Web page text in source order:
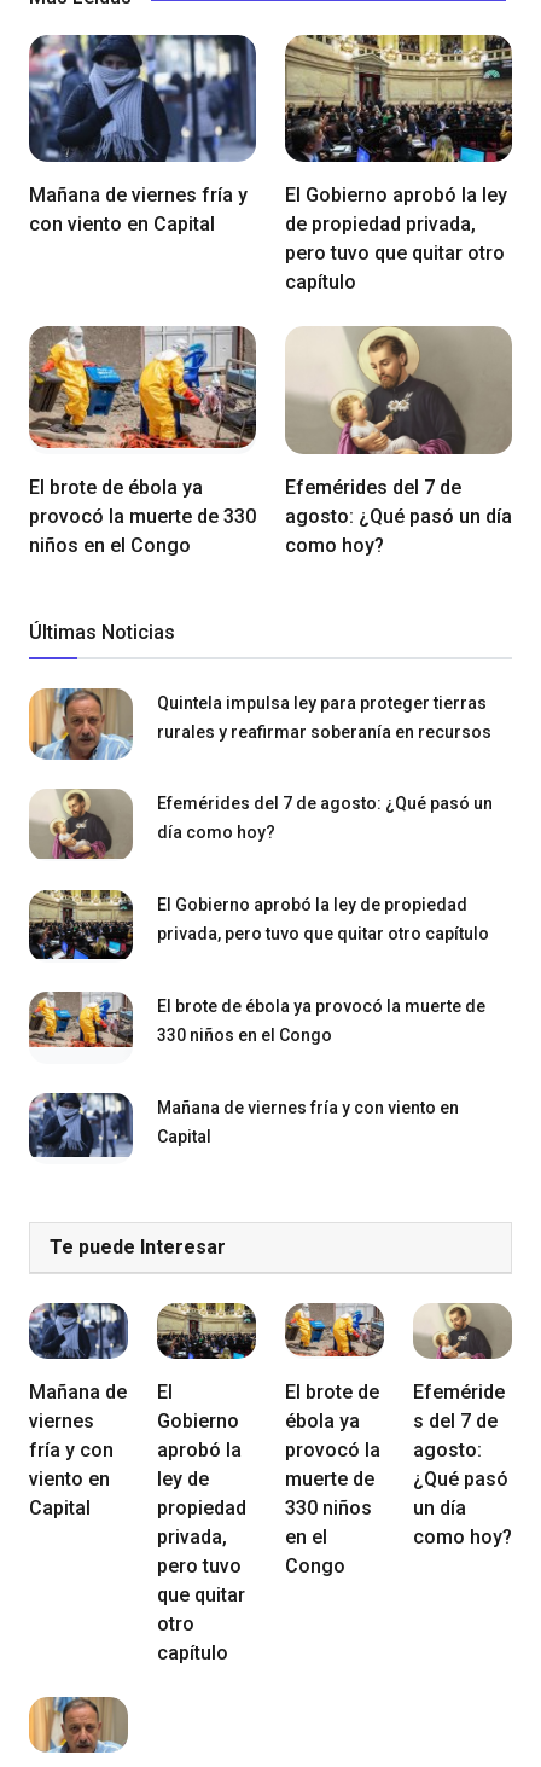
Mañana de viernes fría y
con viento en Capital
El Gobierno aprobó la ley
de propiedad privada,
pero tuvo que quitar otro
capítulo
El brote de ébola ya
provocó la muerte de 330
niños en el Congo
Efemérides del 7 de
agosto: ¿Qué pasó un día
como hoy?
Últimas Noticias
Quintela impulsa ley para proteger tierras
rurales y reafirmar soberanía en recursos
Efemérides del 7 de agosto: ¿Qué pasó un
día como hoy?
El Gobierno aprobó la ley de propiedad
privada, pero tuvo que quitar otro capítulo
El brote de ébola ya provocó la muerte de
330 niños en el Congo
Mañana de viernes fría y con viento en
Capital
Te puede Interesar
Mañana de
viernes
fría y con
viento en
Capital
El
Gobierno
aprobó la
ley de
propiedad
privada,
pero tuvo
que quitar
otro
capítulo
El brote de
ébola ya
provocó la
muerte de
330 niños
en el
Congo
Efeméride
s del 7 de
agosto:
¿Qué pasó
un día
como hoy?